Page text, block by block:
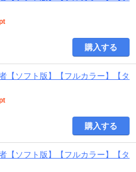
購入する
【ソフト版】【フルカラー】【タ
購入する
【ソフト版】【フルカラー】【タ